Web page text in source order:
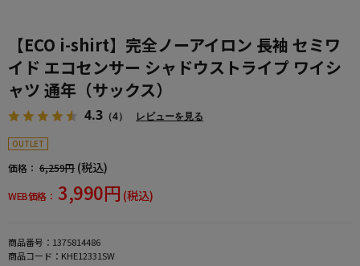
【ECO i-shirt】完全ノーアイロン 長袖 セミワ
イド エコセンサー シャドウストライプ ワイシ
ャツ 通年（サックス）
4.3 （4） レビューを見る
OUTLET
価格： 6,259円 (税込)
WEB価格： 3,990円 (税込)
商品番号： 1375814486
商品コード： KHE12331SW